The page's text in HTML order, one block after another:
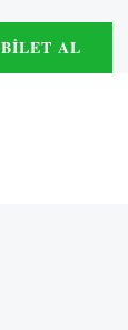
BILET AL